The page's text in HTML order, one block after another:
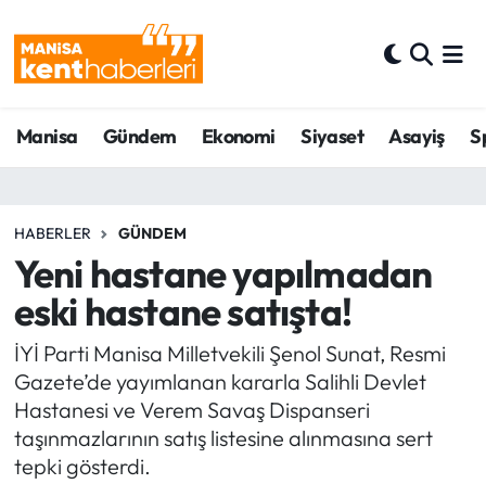
Manisa Gündem Ekonomi Siyaset Asayiş
HABERLER GÜNDEM
Yeni hastane yapılmadan
eski hastane satışta!
İYİ Parti Manisa Milletvekili Şenol Sunat, Resmi
Gazete’de yayımlanan kararla Salihli Devlet
Hastanesi ve Verem Savaş Dispanseri
taşınmazlarının satış listesine alınmasına sert
tepki gösterdi.
Ahmetli Hava Durumu
Ahmetli Trafik Yoğunluk Haritası
Son Dakika Haberleri
Haber Arşivi